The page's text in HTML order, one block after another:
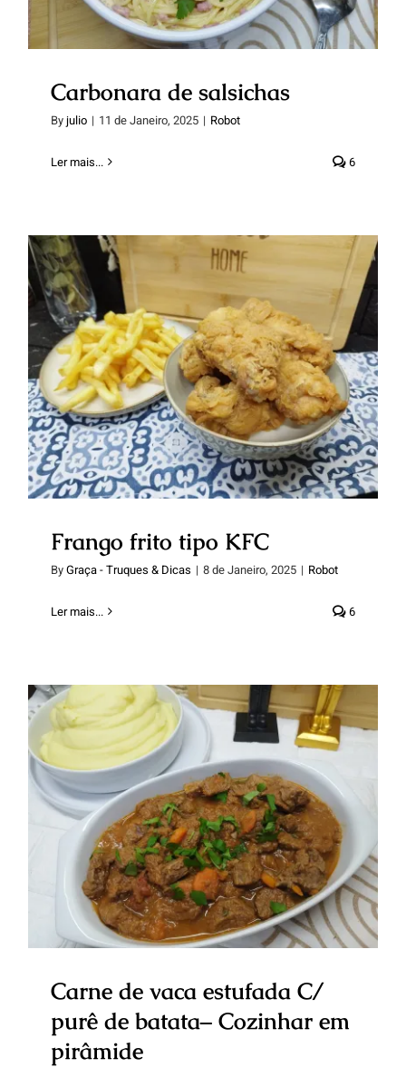
Carbonara de salsichas
By julio | 11 de Janeiro, 2025 | Robot
Ler mais... 6
Frango frito tipo KFC
Frango frito tipo KFC
ByGraça - Truques & Dicas | 8 de Janeiro, 2025 | Robot
Ler mais... 6
Carne de vaca estufada C/ purê
de batata– Cozinhar em
pirâmide
Carne de vaca estufada C/
purê de batata– Cozinhar em
pirâmide